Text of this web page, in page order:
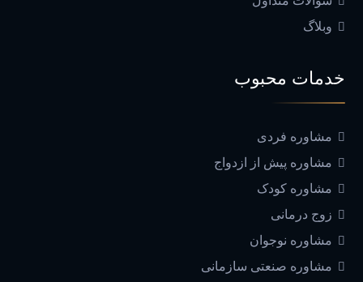
وبلاگ
خدمات محبوب
مشاوره فردی
مشاوره پیش از ازدواج
مشاوره کودک
زوج درمانی
مشاوره نوجوان
مشاوره صنعتی سازمانی